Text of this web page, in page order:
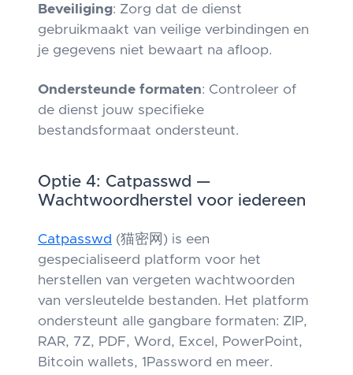
Beveiliging: Zorg dat de dienst
gebruikmaakt van veilige verbindingen en
je gegevens niet bewaart na afloop.
Ondersteunde formaten: Controleer of
de dienst jouw specifieke
bestandsformaat ondersteunt.
Optie 4: Catpasswd —
Wachtwoordherstel voor iedereen
Catpasswd (猫密网) is een
gespecialiseerd platform voor het
herstellen van vergeten wachtwoorden
van versleutelde bestanden. Het platform
ondersteunt alle gangbare formaten: ZIP,
RAR, 7Z, PDF, Word, Excel, PowerPoint,
Bitcoin wallets, 1Password en meer.